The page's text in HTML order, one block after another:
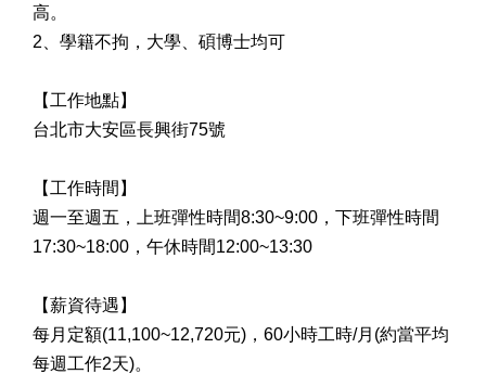
高。
2 、學籍不拘，大學、碩博士均可
【工作地點】
台北市大安區長興街75號
【工作時間】
週一至週五，
上班彈性時間8:30~9:00，下班彈性時間
17:30~18:00，午休時間12:00~13:30
【薪資待遇】
每月定額(11,100~12,720元)，60小時工時/月(約當平均
每週工作2天)。